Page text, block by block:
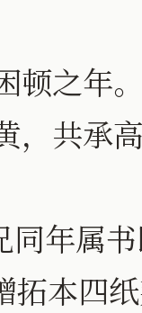
顿之年
，共承
年属
拓本四